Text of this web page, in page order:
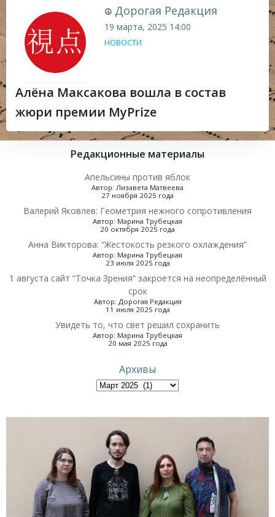
☮ Дорогая Редакция
19 марта, 2025 14:00
НОВОСТИ
Алёна Максакова вошла в состав
жюри премии MyPrize
Редакционные материалы
Апельсины против яблок
Автор: Лизавета Матвеева
27 ноября 2025 года
Валерий Яковлев: Геометрия нежного сопротивления
Автор: Марина Трубецкая
20 октября 2025 года
Анна Викторова: “Жестокость резкого охлаждения”
Автор: Марина Трубецкая
23 июля 2025 года
1 августа сайт “Точка Зрения” закроется на неопределённый
срок
Автор: Дорогая Редакция
11 июля 2025 года
Увидеть то, что свет решил сохранить
Автор: Марина Трубецкая
20 мая 2025 года
Архивы